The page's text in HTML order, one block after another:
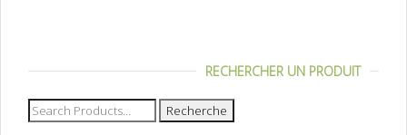
RECHERCHER UN PRODUIT
Recherche
pour :